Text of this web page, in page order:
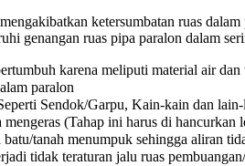
ketersumbatan ruas
genangan ruas pipa paralon dalam
karena meliputi material air
paralon
Sendok/Garpu, Kain-kain dan
(Tahap ini harus di hancurkan
tanah menumpuk sehingga aliran
tidak teraturan jalu ruas